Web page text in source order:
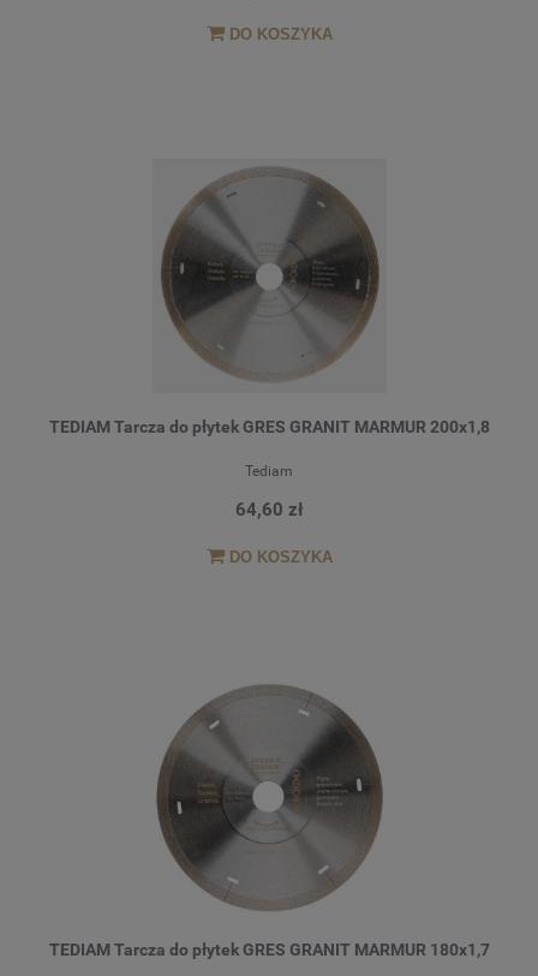
DO KOSZYKA
TEDIAM Tarcza do płytek GRES GRANIT MARMUR 200x1,8
Tediam
64,60 zł
DO KOSZYKA
TEDIAM Tarcza do płytek GRES GRANIT MARMUR 180x1,7